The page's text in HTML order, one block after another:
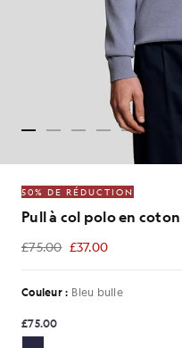
50% DE RÉDUCTION
Pull à col polo en coton
£75.00 £37.00
£37.00
Couleur : Bleu bulle
£75.00